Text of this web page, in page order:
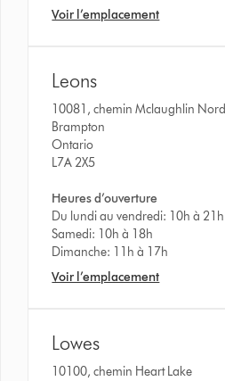
Voir l’emplacement
Leons
10081, chemin Mclaughlin Nord
Brampton
Ontario
L7A 2X5
Heures d’ouverture
Du lundi au vendredi: 10h à 21h
Samedi: 10h à 18h
Dimanche: 11h à 17h
Voir l’emplacement
Lowes
10100, chemin Heart Lake